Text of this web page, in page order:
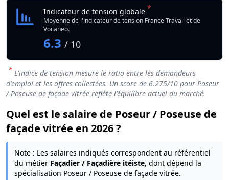
Indicateur de tension globale *
Moyenne de l'indicateur de tension France Travail et de
Vocaneo.
6.3 / 10
* L'indice de tension mesure le ratio entre les demandeurs
d'emploi et les offres collectées. Un score de 6.275/10 pour Poseur
/ Poseuse de façade vitrée reflète l'équilibre actuel du marché.
Quel est le salaire de Poseur / Poseuse de
façade vitrée en 2026 ?
Note : Les salaires indiqués correspondent au référentiel
du métier Façadier / Façadière itéiste, dont dépend la
spécialisation Poseur / Poseuse de façade vitrée.